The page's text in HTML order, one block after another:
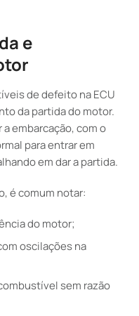
e
de defeito na ECU
da partida do motor.
embarcação, com o
para entrar em
em dar a partida.
é comum notar:
do motor;
oscilações na
sem razão